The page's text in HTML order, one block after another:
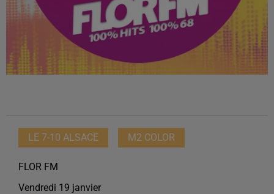
LE 7-10 ALSACE M2 COLOR
FLOR FM
Vendredi 19 janvier